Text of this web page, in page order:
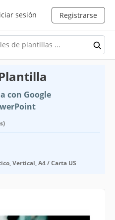
sesión Registrarse
con Google
Vertical, A4 / Carta US